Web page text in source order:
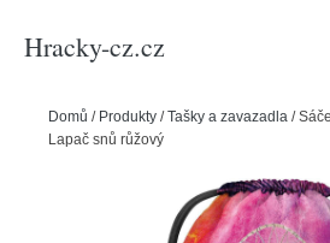
Hracky-cz.cz
Domů / Produkty /Tašky a zavazadla /
Lapač snů růžový